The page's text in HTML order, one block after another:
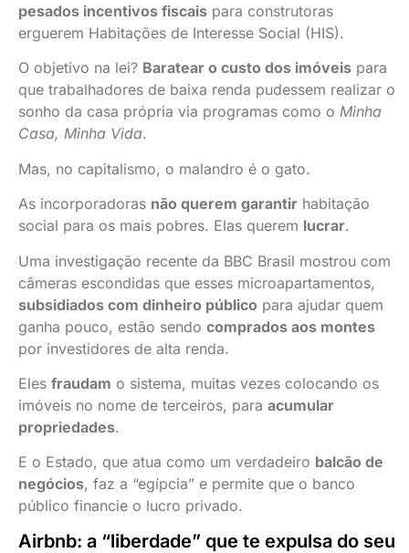
pesados incentivos fiscais para construtoras
erguerem Habitações de Interesse Social (HIS).
O objetivo na lei? Baratear o custo dos imóveis para
que trabalhadores de baixa renda pudessem realizar o
sonho da casa própria via programas como o Minha
Casa, Minha Vida.
Mas, no capitalismo, o malandro é o gato.
As incorporadoras não querem garantir habitação
social para os mais pobres. Elas querem lucrar.
Uma investigação recente da BBC Brasil mostrou com
câmeras escondidas que esses microapartamentos,
subsidiados com dinheiro público para ajudar quem
ganha pouco, estão sendo comprados aos montes
por investidores de alta renda.
Eles fraudam o sistema, muitas vezes colocando os
imóveis no nome de terceiros, para acumular
propriedades.
E o Estado, que atua como um verdadeiro balcão de
negócios, faz a “egípcia” e permite que o banco
público financie o lucro privado.
Airbnb: a “liberdade” que te expulsa do seu